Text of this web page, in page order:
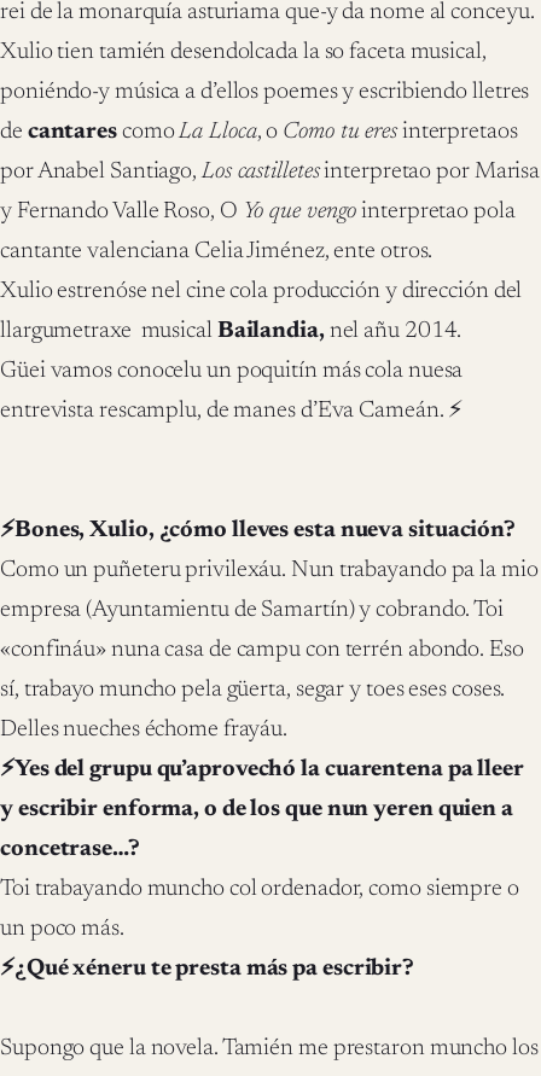
rei de la monarquía asturiama que-y da nome al conceyu.
Xulio tien tamién desendolcada la so faceta musical,
poniéndo-y música a d’ellos poemes y escribiendo lletres
de cantarescomoLa Lloca, o Como tu eresinterpretaos
por Anabel Santiago,Los castilletesinterpretao por Marisa
y Fernando Valle Roso, O Yo que vengo interpretao pola
cantante valenciana Celia Jiménez, ente otros.
Xulio estrenóse nel cine cola producción y dirección del
llargumetraxe musical Bailandia, nel añu 2014.
Güei vamos conocelu un poquitín más cola nuesa
entrevista rescamplu, de manes d’Eva Cameán. ⚡
⚡Bones, Xulio, ¿cómo lleves esta nueva situación?
Como un puñeteru privilexáu. Nun trabayando pa la mio
empresa (Ayuntamientu de Samartín) y cobrando. Toi
«confináu» nuna casa de campu con terrén abondo. Eso
sí, trabayo muncho pela güerta, segar y toes eses coses.
Delles nueches échome frayáu.
⚡Yes del grupu qu’aprovechó la cuarentena pa lleer
y escribir enforma, o de los que nun yeren quien a
concetrase…?
Toi trabayando muncho col ordenador, como siempre o
un poco más.
⚡¿Qué xéneru te presta más pa escribir?
Supongo que la novela. Tamién me prestaron muncho los